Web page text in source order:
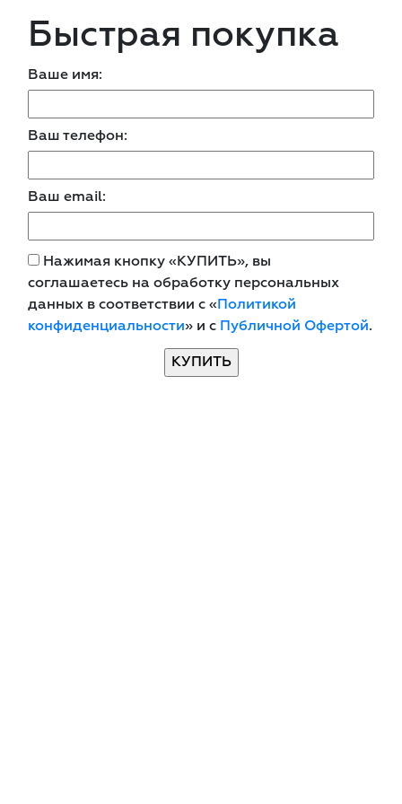
Быстрая покупка
Ваше имя:
Ваш телефон:
Ваш email:
Нажимая кнопку «КУПИТЬ», вы
соглашаетесь на обработку персональных
данных в соответствии с «Политикой
конфиденциальности» и с Публичной Офертой.